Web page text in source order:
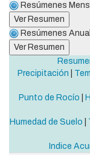
Resúmenes
Resúmenes
Precipitación
Punto de Rocío
Humedad de Suelo
Indice